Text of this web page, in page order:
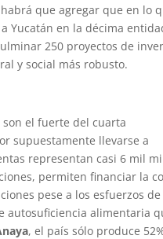
que agregar que en lo
Yucatán en la décima
250 proyectos de
y social más robusto.
son el fuerte del cuarta
supuestamente llevarse a
representan casi 6 mil
permiten financiar la
pese a los esfuerzos de
autosuficiencia alimentaria
, el país sólo produce